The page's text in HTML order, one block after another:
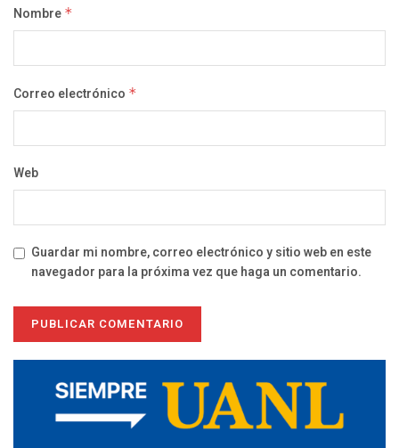
Nombre *
Correo electrónico *
Web
Guardar mi nombre, correo electrónico y sitio web en este
navegador para la próxima vez que haga un comentario.